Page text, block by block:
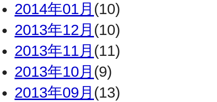
2014年01月 (10)
2013年12月 (10)
2013年11月 (11)
2013年10月 (9)
2013年09月 (13)